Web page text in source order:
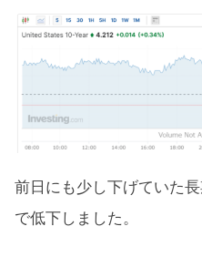
前日にも少し下げていた
で低下しました。